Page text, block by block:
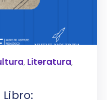
, Literatura,